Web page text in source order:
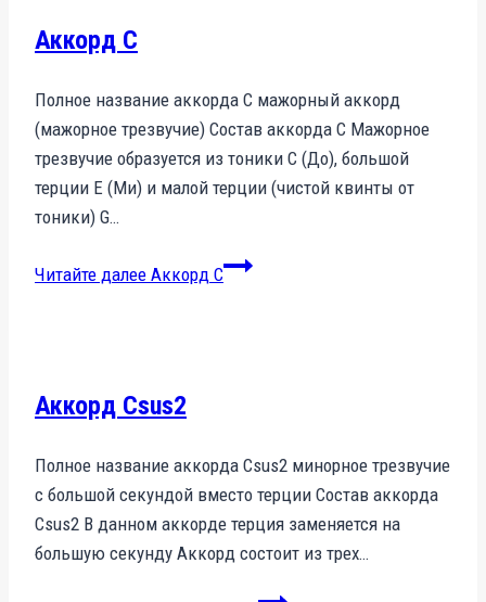
Аккорд C
Полное название аккорда C мажорный аккорд
(мажорное трезвучие) Состав аккорда C Мажорное
трезвучие образуется из тоники C (До), большой
терции E (Ми) и малой терции (чистой квинты от
тоники) G…
Читайте далее Аккорд C
Аккорд Csus2
Полное название аккорда Csus2 минорное трезвучие
с большой секундой вместо терции Состав аккорда
Csus2 В данном аккорде терция заменяется на
большую секунду Аккорд состоит из трех…